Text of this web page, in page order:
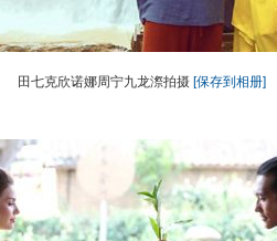
田七克欣诺娜周宁九龙漈拍摄 [保存到相册]